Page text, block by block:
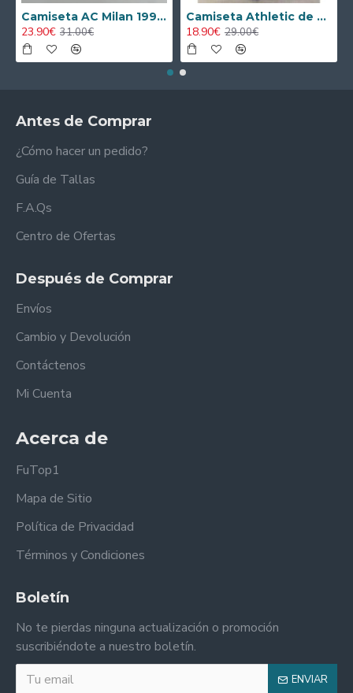
Camiseta AC Milan 1995/1996 Local Retro
23.90€ 31.00€
Camiseta Athletic de Bilbao 2024/2025 Alternativo Niño Kit
18.90€ 29.00€
Antes de Comprar
¿Cómo hacer un pedido?
Guía de Tallas
F.A.Qs
Centro de Ofertas
Después de Comprar
Envíos
Cambio y Devolución
Contáctenos
Mi Cuenta
Acerca de
FuTop1
Mapa de Sitio
Política de Privacidad
Términos y Condiciones
Boletín
No te pierdas ninguna actualización o promoción
suscribiéndote a nuestro boletín.
ENVIAR